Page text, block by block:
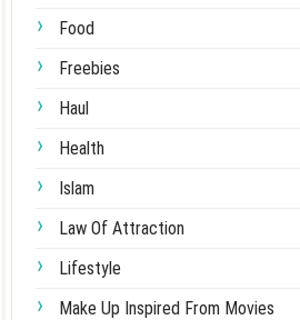
Food
Freebies
Haul
Health
Islam
Law Of Attraction
Lifestyle
Make Up Inspired From Movies